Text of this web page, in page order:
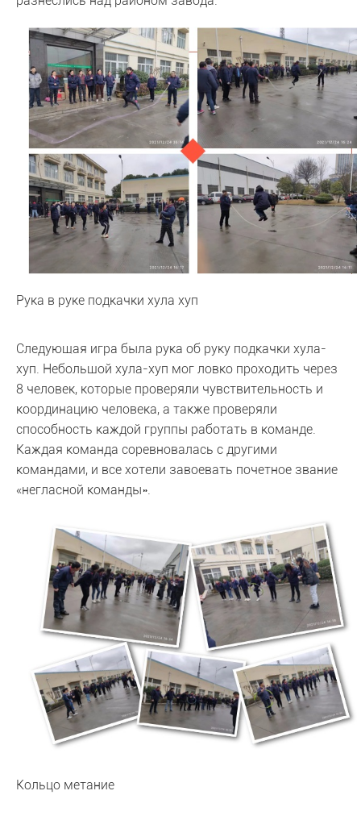
Рука в руке подкачки хула хуп
Следующая игра была рука об руку подкачки хула-
хуп. Небольшой хула-хуп мог ловко проходить через
8 человек, которые проверяли чувствительность и
координацию человека, а также проверяли
способность каждой группы работать в команде.
Каждая команда соревновалась с другими
командами, и все хотели завоевать почетное звание
«негласной команды».
Кольцо метание